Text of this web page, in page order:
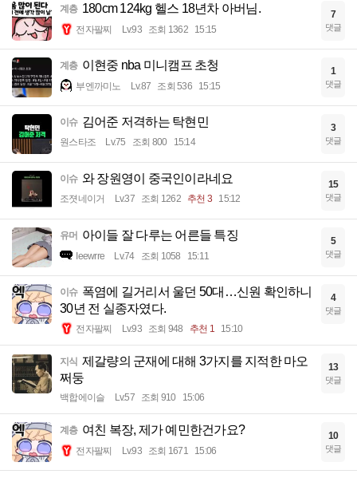
계층 180cm 124kg 헬스 18년차 아버님.
전자팔찌 Lv.93 조회 1362 15:15
7
댓글
계층 이현중 nba 미니캠프 초청
부엔까미노 Lv.87 조회 536 15:15
1
댓글
이슈 김어준 저격하는 탁현민
원스타조 Lv.75 조회 800 15:14
3
댓글
이슈 와 장원영이 중국인이라네요
조졋네이거 Lv.37 조회 1262 추천 3 15:12
15
댓글
유머 아이들 잘 다루는 어른들 특징
Ieewrre Lv.74 조회 1058 15:11
5
댓글
이슈 폭염에 길거리서 울던 50대…신원 확인하니
30년 전 실종자였다.
전자팔찌 Lv.93 조회 948 추천 1 15:10
4
댓글
지식 제갈량의 군재에 대해 3가지를 지적한 마오
쩌둥
백합에이슬 Lv.57 조회 910 15:06
13
댓글
계층 여친 복장, 제가 예민한건가요?
전자팔찌 Lv.93 조회 1671 15:06
10
댓글